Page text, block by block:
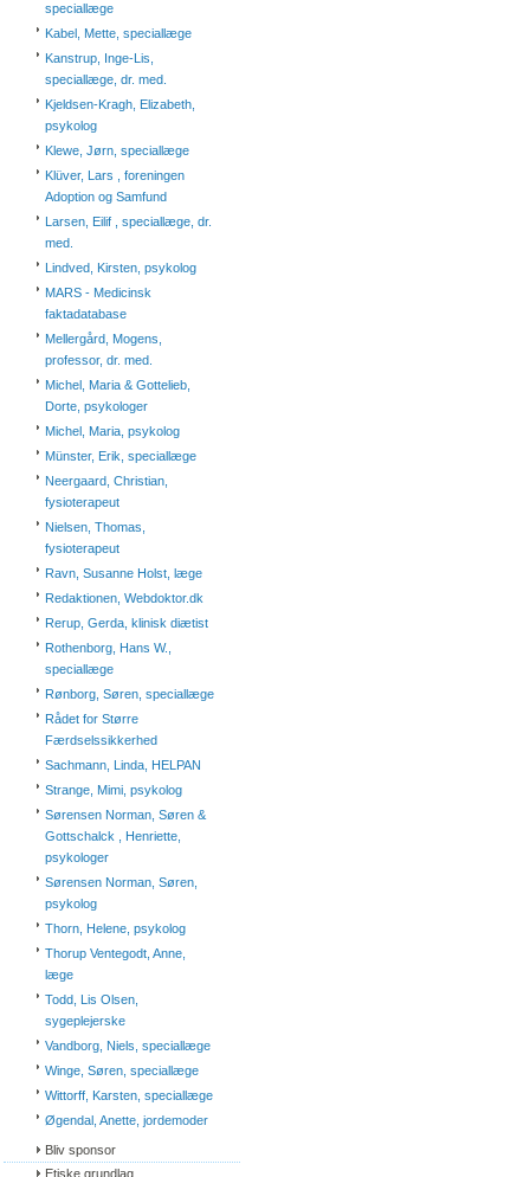
speciallæge
Kabel, Mette, speciallæge
Kanstrup, Inge-Lis,
speciallæge, dr. med.
Kjeldsen-Kragh, Elizabeth,
psykolog
Klewe, Jørn, speciallæge
Klüver, Lars , foreningen
Adoption og Samfund
Larsen, Eilif , speciallæge, dr.
med.
Lindved, Kirsten, psykolog
MARS - Medicinsk
faktadatabase
Mellergård, Mogens,
professor, dr. med.
Michel, Maria & Gottelieb,
Dorte, psykologer
Michel, Maria, psykolog
Münster, Erik, speciallæge
Neergaard, Christian,
fysioterapeut
Nielsen, Thomas,
fysioterapeut
Ravn, Susanne Holst, læge
Redaktionen, Webdoktor.dk
Rerup, Gerda, klinisk diætist
Rothenborg, Hans W.,
speciallæge
Rønborg, Søren, speciallæge
Rådet for Større
Færdselssikkerhed
Sachmann, Linda, HELPAN
Strange, Mimi, psykolog
Sørensen Norman, Søren &
Gottschalck , Henriette,
psykologer
Sørensen Norman, Søren,
psykolog
Thorn, Helene, psykolog
Thorup Ventegodt, Anne,
læge
Todd, Lis Olsen,
sygeplejerske
Vandborg, Niels, speciallæge
Winge, Søren, speciallæge
Wittorff, Karsten, speciallæge
Øgendal, Anette, jordemoder
Bliv sponsor
Etiske grundlag